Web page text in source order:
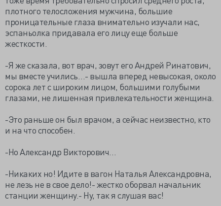
плотного телосложения мужчина, большие
проницательные глаза внимательно изучали нас,
эспаньолка придавала его лицу еще больше
жесткости.
-Я же сказала, вот врач, зовут его Андрей Ринатович,
мы вместе учились…- вышла вперед невысокая, около
сорока лет с широким лицом, большими голубыми
глазами, не лишенная привлекательности женщина.
-Это раньше он был врачом, а сейчас неизвестно, кто
и на что способен.
-Но Александр Викторович…
-Никаких но! Идите в вагон Наталья Александровна,
не лезь не в свое дело!- жестко оборвал начальник
станции женщину.- Ну, так я слушая вас!